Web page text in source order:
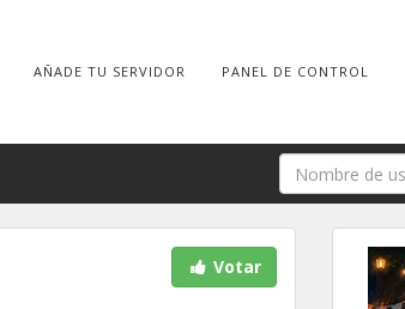
AÑADE TU SERVIDOR PANEL DE CONTROL
Votar